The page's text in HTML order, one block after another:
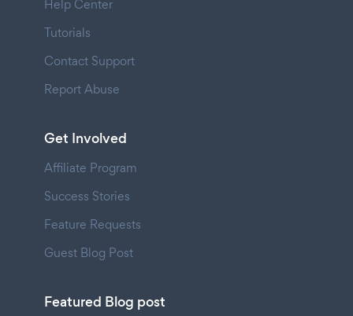
Help Center
Tutorials
Contact Support
Report Abuse
Get Involved
Affiliate Program
Success Stories
Feature Requests
Guest Blog Post
Featured Blog post